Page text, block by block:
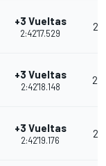
+3 Vueltas
2:42'17.529
25
+3 Vueltas
2:42'18.148
24
+3 Vueltas
2:42'19.176
23